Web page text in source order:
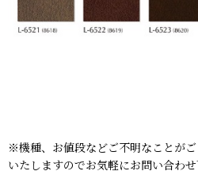
※機種、お値段などご不明なことがご
いたしますのでお気軽にお問い合わせ